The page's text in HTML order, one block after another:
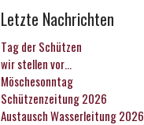
Letzte Nachrichten
Tag der Schützen
wir stellen vor…
Möschesonntag
Schützenzeitung 2026
Austausch Wasserleitung 2026